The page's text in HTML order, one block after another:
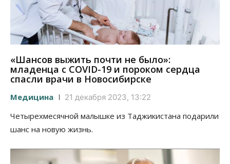
«Шансов выжить почти не было»:
младенца с COVID-19 и пороком сердца
спасли врачи в Новосибирске
Медицина 21 декабря 2023, 13:22
Четырехмесячной малышке из Таджикистана подарили
шанс на новую жизнь.